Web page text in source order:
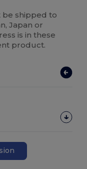
shipped to
Japan or
is in these
product.